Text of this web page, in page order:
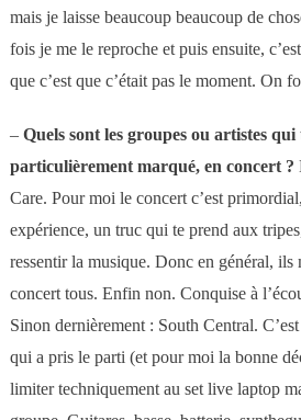
mais je laisse beaucoup beaucoup de
fois je me le reproche et puis ensuite,
que c’est que c’était pas le moment. On
– Quels sont les groupes ou artistes qui
particulièrement marqué, en concert ?
Care. Pour moi le concert c’est
expérience, un truc qui te prend aux
ressentir la musique. Donc en général, ils
concert tous. Enfin non. Conquise à
Sinon dernièrement : South Central.
qui a pris le parti (et pour moi la bonne
limiter techniquement au set live laptop